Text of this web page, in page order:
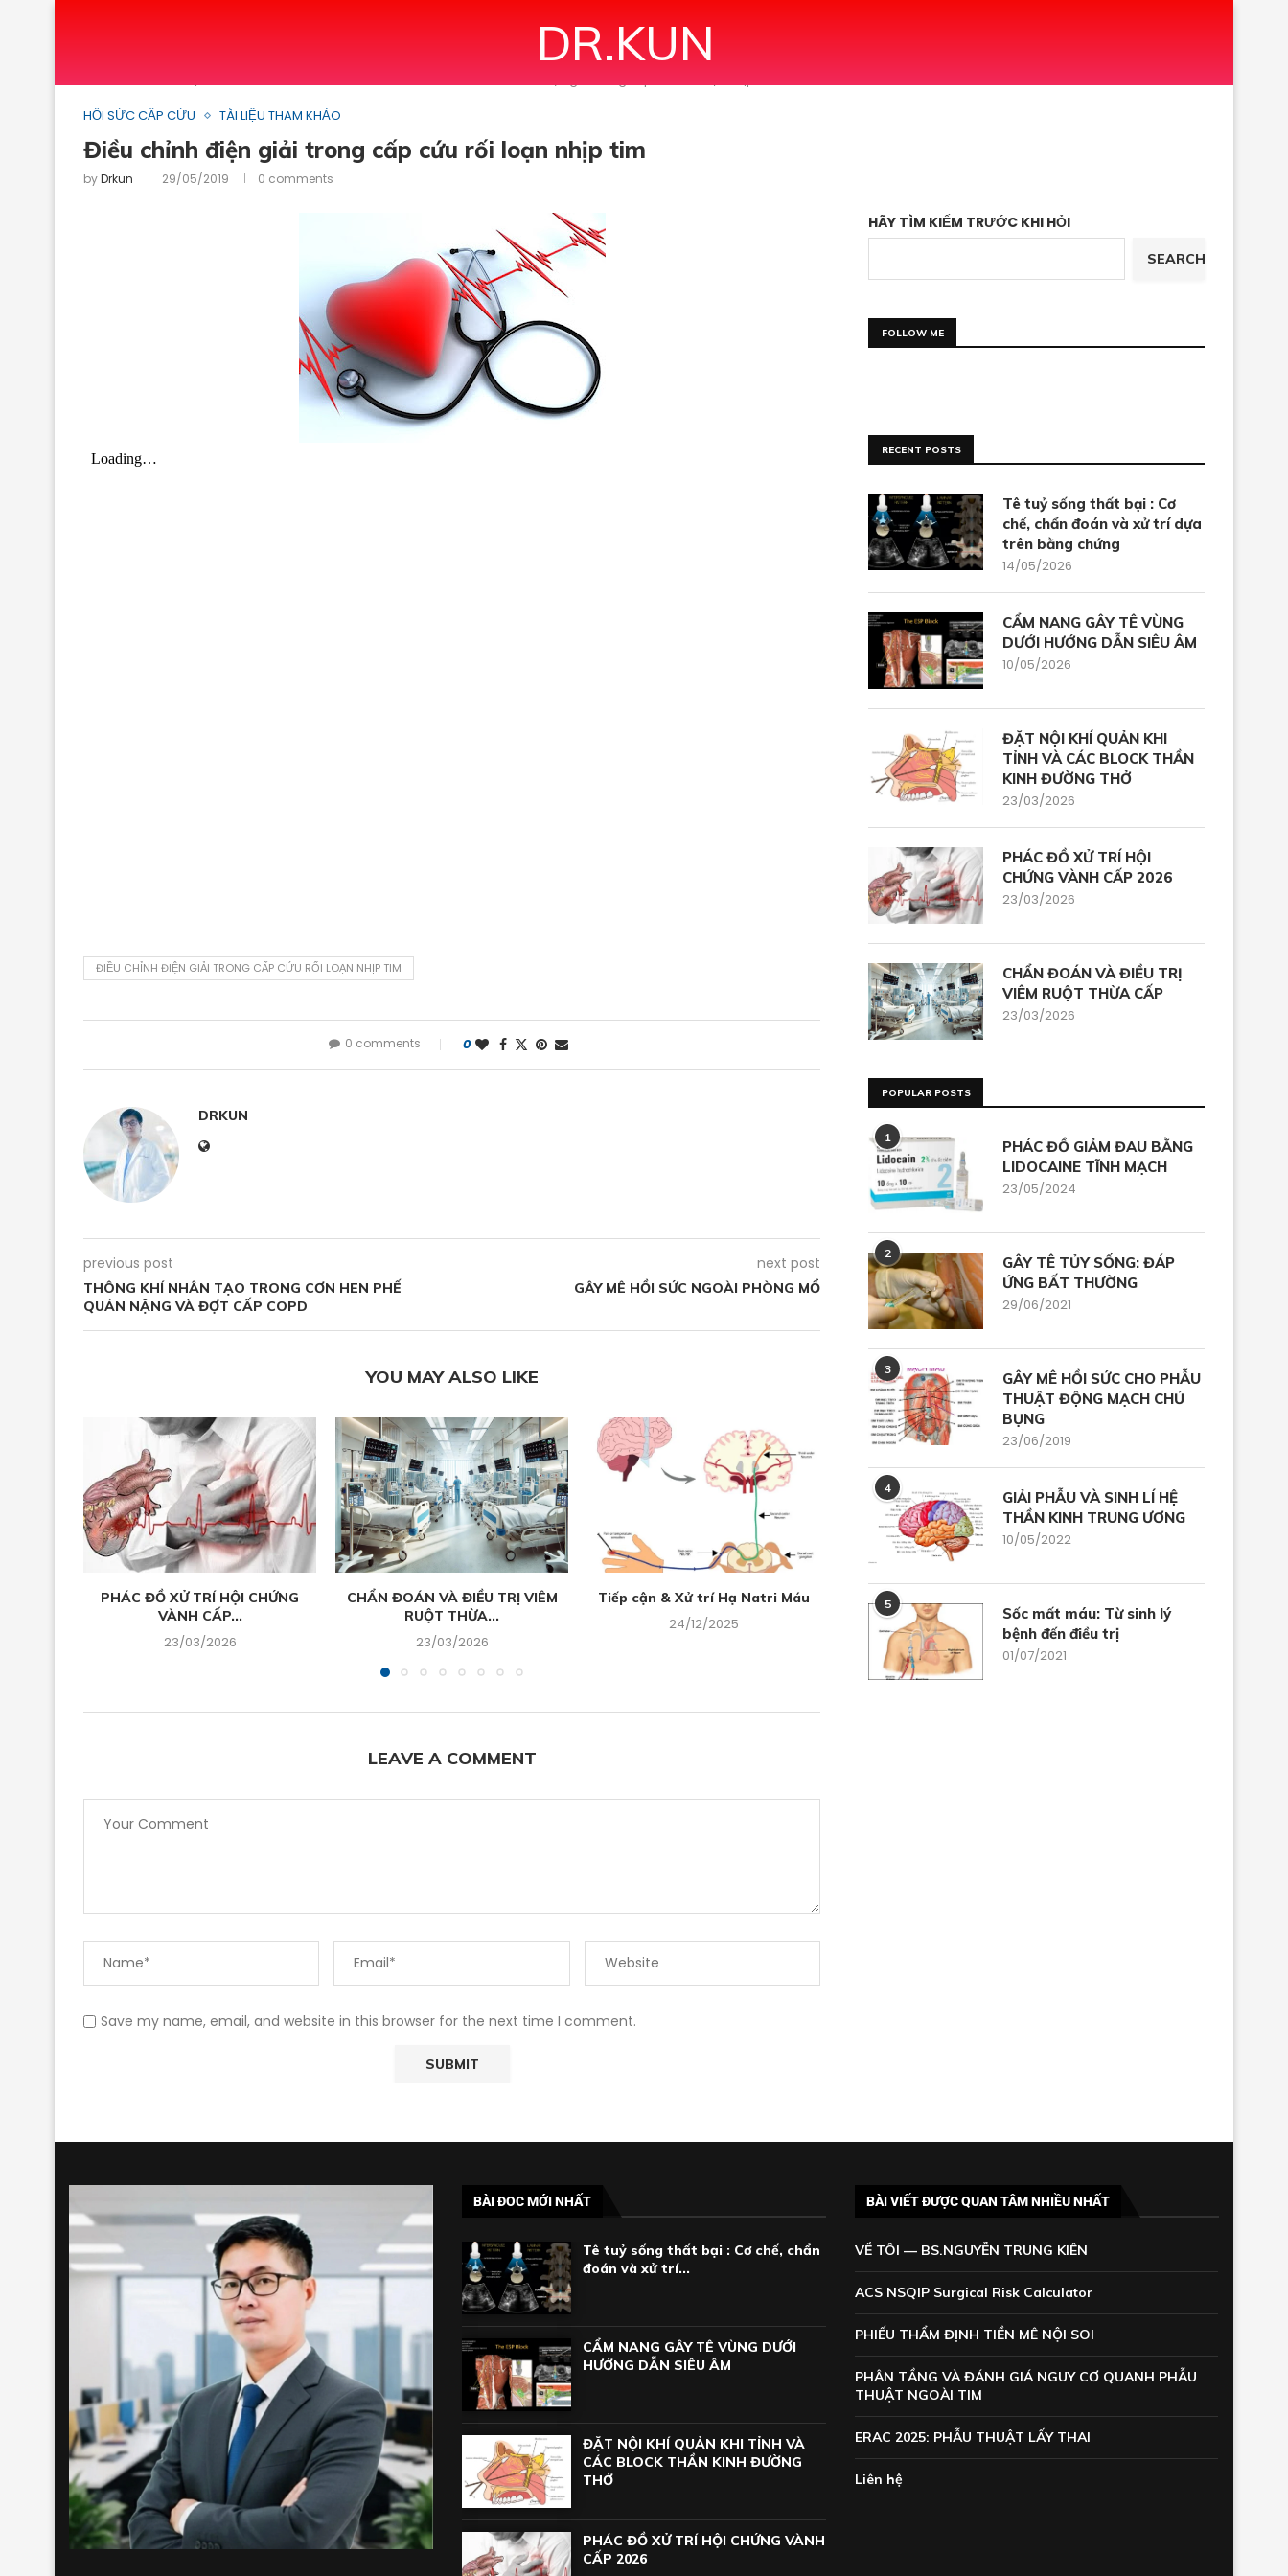
DR.KUN
HỒI SỨC CẤP CỨU
TÀI LIỆU THAM KHẢO
Điều chỉnh điện giải trong cấp cứu rối loạn nhịp tim
byDrkun 29/05/2019 0 comments
ĐIỀU CHỈNH ĐIỆN GIẢI TRONG CẤP CỨU RỐI LOẠN NHỊP TIM
0 comments 0
DRKUN
previous post
THÔNG KHÍ NHÂN TẠO TRONG CƠN HEN PHẾ
QUẢN NẶNG VÀ ĐỢT CẤP COPD
next post
GÂY MÊ HỒI SỨC NGOÀI PHÒNG MỔ
YOU MAY ALSO LIKE
PHÁC ĐỒ XỬ TRÍ HỘI CHỨNG
VÀNH CẤP...
23/03/2026
CHẨN ĐOÁN VÀ ĐIỀU TRỊ VIÊM
RUỘT THỪA...
23/03/2026
Tiếp cận & Xử trí Hạ Natri Máu
24/12/2025
CODE STEMI SUPPORT
09/12/2025
TRONG BỤNG NGOẠI...
LEAVE A COMMENT
Save my name, email, and website in this browser for the next time I comment.
HÃY TÌM KIẾM TRƯỚC KHI HỎI
SEARCH
FOLLOW ME
RECENT POSTS
Tê tuỷ sống thất bại : Cơ
chế, chẩn đoán và xử trí dựa
trên bằng chứng
14/05/2026
CẨM NANG GÂY TÊ VÙNG
DƯỚI HƯỚNG DẪN SIÊU ÂM
10/05/2026
ĐẶT NỘI KHÍ QUẢN KHI
TỈNH VÀ CÁC BLOCK THẦN
KINH ĐƯỜNG THỞ
23/03/2026
PHÁC ĐỒ XỬ TRÍ HỘI
CHỨNG VÀNH CẤP 2026
23/03/2026
CHẨN ĐOÁN VÀ ĐIỀU TRỊ
VIÊM RUỘT THỪA CẤP
23/03/2026
POPULAR POSTS
1
PHÁC ĐỒ GIẢM ĐAU BẰNG
LIDOCAINE TĨNH MẠCH
23/05/2024
2
GÂY TÊ TỦY SỐNG: ĐÁP
ỨNG BẤT THƯỜNG
29/06/2021
3
GÂY MÊ HỒI SỨC CHO PHẪU
THUẬT ĐỘNG MẠCH CHỦ
BỤNG
23/06/2019
4
GIẢI PHẪU VÀ SINH LÍ HỆ
THẦN KINH TRUNG ƯƠNG
10/05/2022
5
Sốc mất máu: Từ sinh lý
bệnh đến điều trị
01/07/2021
BÀI ĐOC MỚI NHẤT
Tê tuỷ sống thất bại : Cơ chế, chẩn
đoán và xử trí...
CẨM NANG GÂY TÊ VÙNG DƯỚI
HƯỚNG DẪN SIÊU ÂM
ĐẶT NỘI KHÍ QUẢN KHI TỈNH VÀ
CÁC BLOCK THẦN KINH ĐƯỜNG
THỞ
PHÁC ĐỒ XỬ TRÍ HỘI CHỨNG VÀNH
CẤP 2026
BÀI VIẾT ĐƯỢC QUAN TÂM NHIỀU NHẤT
VỀ TÔI — BS.NGUYỄN TRUNG KIÊN
ACS NSQIP Surgical Risk Calculator
PHIẾU THẨM ĐỊNH TIỀN MÊ NỘI SOI
PHÂN TẦNG VÀ ĐÁNH GIÁ NGUY CƠ QUANH PHẪU
THUẬT NGOÀI TIM
ERAC 2025: PHẪU THUẬT LẤY THAI
Liên hệ